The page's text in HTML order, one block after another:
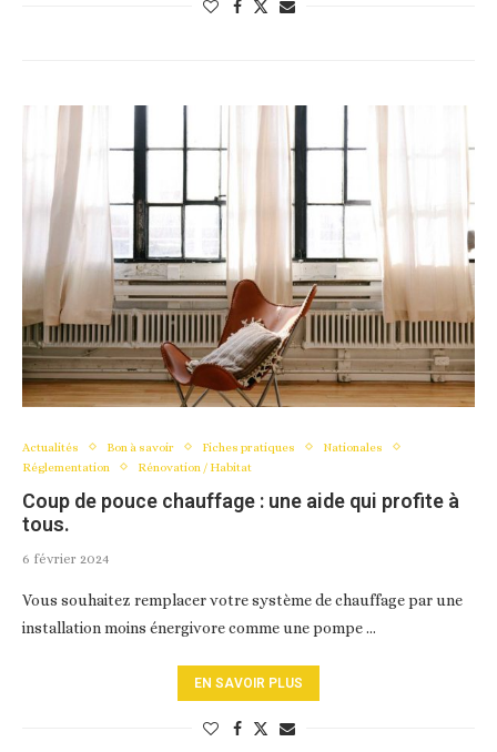
Actualités Bon à savoir Fiches pratiques
Nationales
Réglementation
Rénovation / Habitat
Coup de pouce chauffage : une aide qui profite à
tous.
6 février 2024
Vous souhaitez remplacer votre système de chauffage par une
installation moins énergivore comme une pompe …
EN SAVOIR PLUS